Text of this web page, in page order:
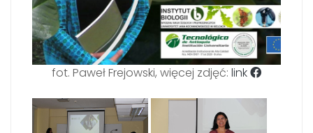
fot. Paweł Frejowski, więcej zdjęć: link